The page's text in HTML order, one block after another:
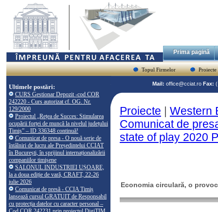
Prima pagină
Topul Firmelor Proiecte
Ultimele postări:
CURS Gestionar Depozit -cod COR
242220 - Curs autorizat cf. OG. Nr.
129/2000
Proiectul „Rețea de Succes: Stimularea
ocupării forței de muncă la nivelul județului
Timiș” – ID 336348 continuă!
Comunicat de presa - O nouă serie de
întâlniri de lucru ale Președintelui CCIAT
în București, în sprijinul internaționalizării
companiilor timișene
SALONUL INDUSTRIEI UȘOARE,
la a doua ediție de vară, CRAFT, 22-26
iulie 2026
Comunicat de presă - CCIA Timiș
lansează cursul GRATUIT de Responsabil
cu protecția datelor cu caracter personal –
Mail: office@cciat.ro Fax:
Proiecte | Western
Comunicat de
state of play 2020
Economia circulară, o